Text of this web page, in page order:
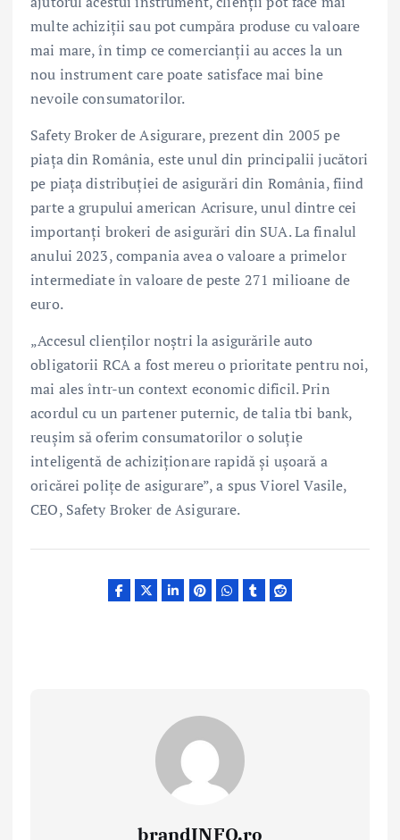
multe achiziții sau pot cumpăra produse cu valoare
mai mare, în timp ce comercianții au acces la un
nou instrument care poate satisface mai bine
nevoile consumatorilor.
Safety Broker de Asigurare, prezent din 2005 pe
piața din România, este unul din principalii jucători
pe piața distribuției de asigurări din România, fiind
parte a grupului american Acrisure, unul dintre cei
importanți brokeri de asigurări din SUA. La finalul
anului 2023, compania avea o valoare a primelor
intermediate în valoare de peste 271 milioane de
euro.
„Accesul clienților noștri la asigurările auto
obligatorii RCA a fost mereu o prioritate pentru noi,
mai ales într-un context economic dificil. Prin
acordul cu un partener puternic, de talia tbi bank,
reușim să oferim consumatorilor o soluție
inteligentă de achiziționare rapidă și ușoară a
oricărei polițe de asigurare”, a spus Viorel Vasile,
CEO, Safety Broker de Asigurare.
brandINFO.ro